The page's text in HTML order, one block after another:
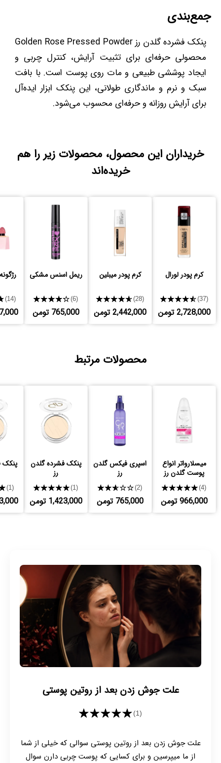
جمع‌بندی
پنکک فشرده گلدن رز Golden Rose Pressed Powder
محصولی حرفه‌ای برای تثبیت آرایش، کنترل چربی و
ایجاد پوششی طبیعی و مات روی پوست است. با بافت
سبک و نرم و ماندگاری طولانی، این پنکک ابزار ایده‌آل
برای آرایش روزانه و حرفه‌ای محسوب می‌شود.
خریداران این محصول، محصولات زیر را هم
خریده‌اند
کرم پودر لورال
★★★★★(37)
2,728,000 تومن
کرم پودر میبلین
★★★★★(28)
2,442,000 تومن
ریمل اسنس مشکی
★★★★★(6)
765,000 تومن
(14)
محصولات مرتبط
میسلارواتر انواع
پوست گلدن رز
★★★★★(4)
966,000 تومن
اسپری فیکس گلدن
رز
★★★★★(2)
765,000 تومن
پنکک فشرده گلدن
رز
★★★★★(1)
1,423,000 تومن
پنکک
(1)
علت جوش زدن بعد از روتین پوستی
★★★★★(1)
علت جوش زدن بعد از روتین پوستی سوالی که خیلی از شما
از ما میپرسین و برای کسایی که پوست چربی دارن سوال